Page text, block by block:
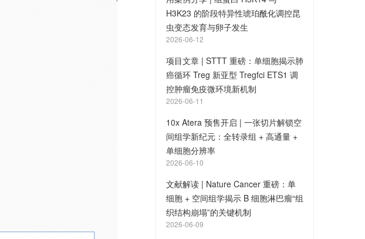
H3K23 的阶段特异性琥珀酰化调控昆
虫变态发育与卵子发生
2026-06-12
项目文章 | STTT 重磅：单细胞揭示肺
癌循环 Treg 新亚型 Tregfci ETS1 调
控肿瘤免疫微环境新机制
2026-06-11
10x Atera 预售开启 | 一张切片解锁空
间组学新纪元：全转录组 + 高通量 +
单细胞分辨率
2026-06-10
文献解读 | Nature Cancer 重磅：单
细胞 + 空间组学揭示 B 细胞淋巴瘤“组
织结构崩塌”的关键机制
2026-06-09